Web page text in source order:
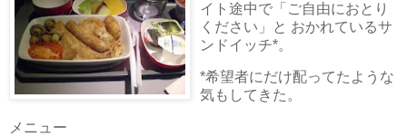
イト途中で「ご自由におとり
ください」と おかれているサ
ンドイッチ*。
*希望者にだけ配ってたような
気もしてきた。
メニュー